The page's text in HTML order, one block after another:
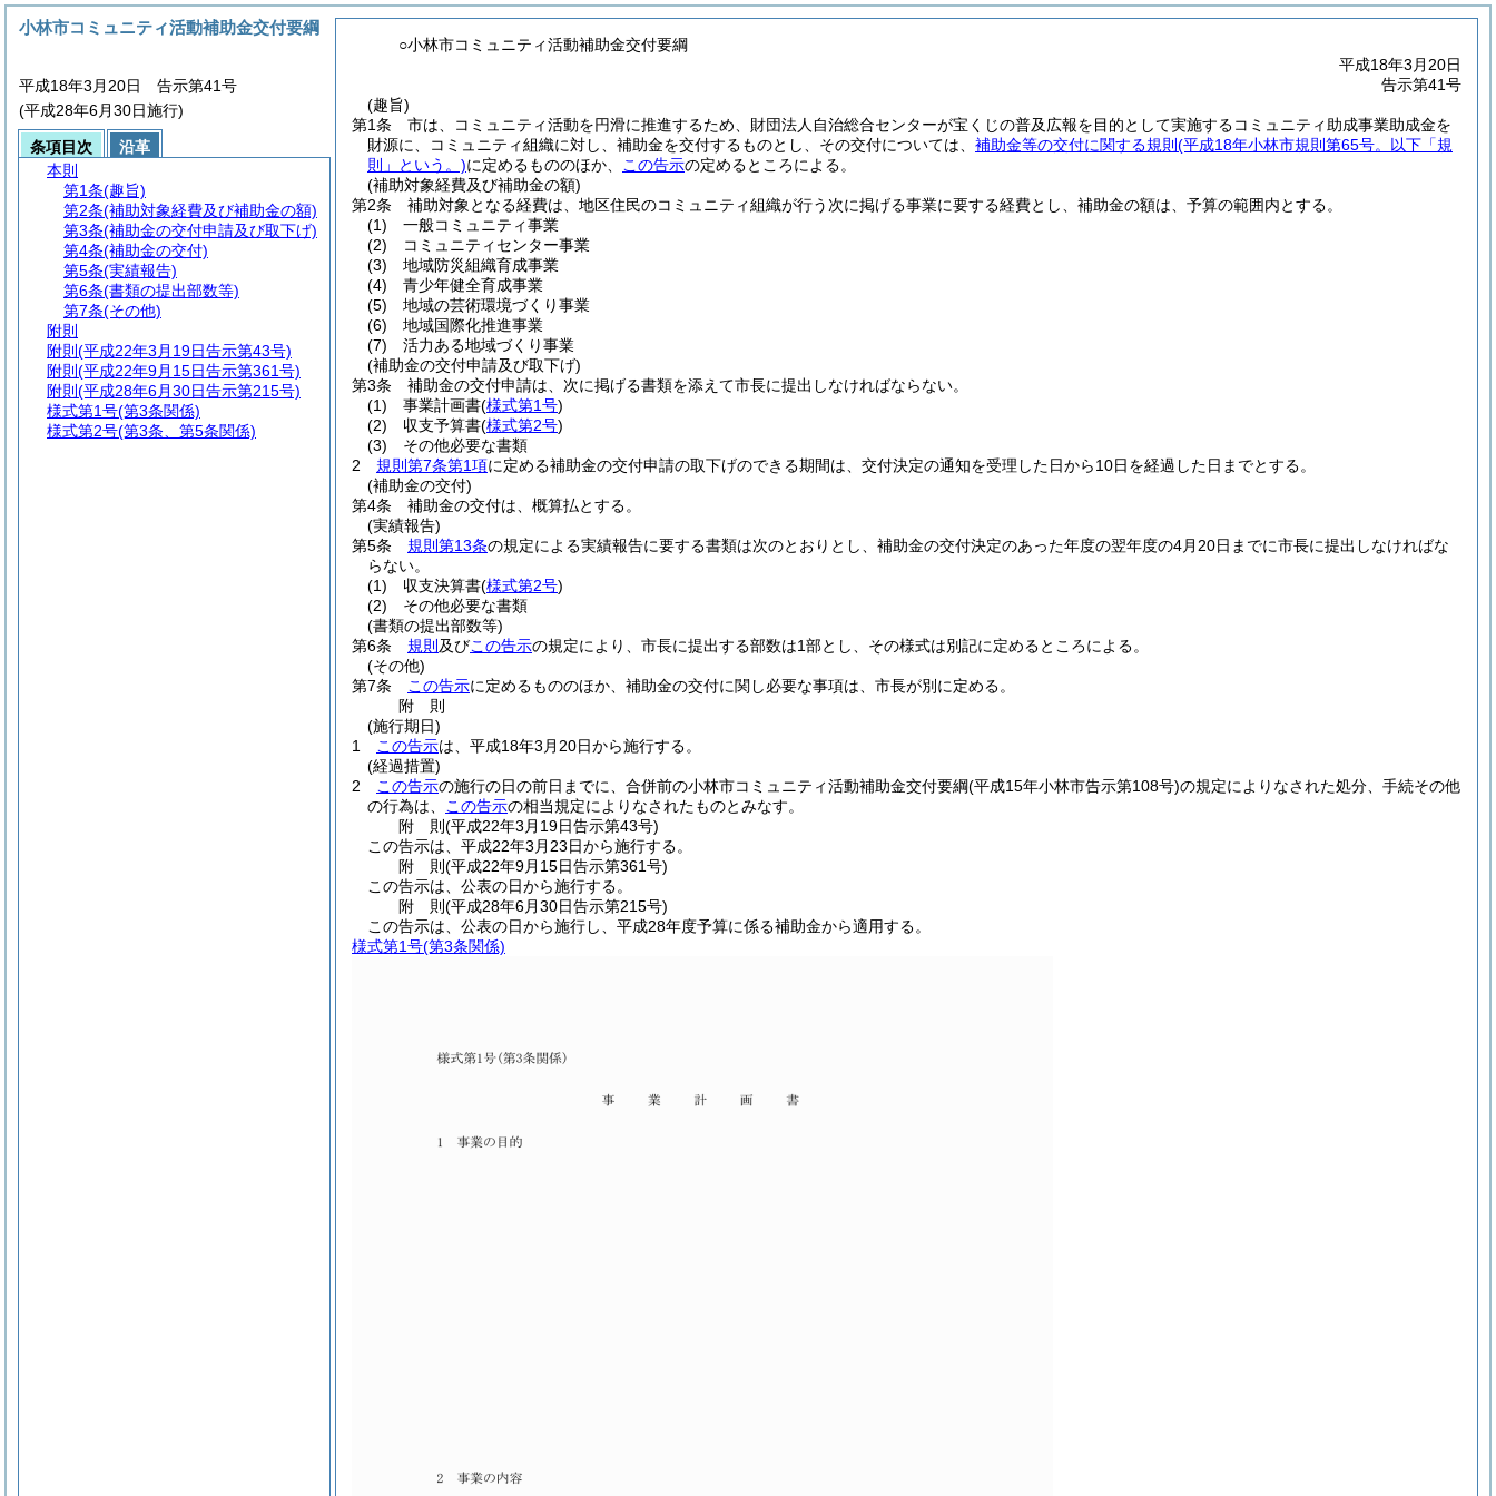
○小林市コミュニティ活動補助金交付要綱
平成18年3月20日
告示第41号
(趣旨)
第1条
市は、コミュニティ活動を円滑に推進するため、財団法人自治総合センターが宝くじの普及広報を目的として実施するコミュニティ助成事業助成金を
財源に、コミュニティ組織に対し、補助金を交付するものとし、その交付については、 補助金等の交付に関する規則 (平成18年小林市規則第65号。以下「規
則」という。)に定めるもののほか、 この告示の定めるところによる。
(補助対象経費及び補助金の額)
第2条
補助対象となる経費は、地区住民のコミュニティ組織が行う次に掲げる事業に要する経費とし、補助金の額は、予算の範囲内とする。
(1)
一般コミュニティ事業
(2)
コミュニティセンター事業
(3)
地域防災組織育成事業
(4)
青少年健全育成事業
(5)
地域の芸術環境づくり事業
(6)
地域国際化推進事業
(7)
活力ある地域づくり事業
(補助金の交付申請及び取下げ)
第3条
補助金の交付申請は、次に掲げる書類を添えて市長に提出しなければならない。
(1)
事業計画書(様式第1号)
(2)
収支予算書(様式第2号)
(3)
その他必要な書類
2
規則第7条第1項に定める補助金の交付申請の取下げのできる期間は、交付決定の通知を受理した日から10日を経過した日までとする。
(補助金の交付)
第4条
補助金の交付は、概算払とする。
(実績報告)
第5条
規則第13条の規定による実績報告に要する書類は次のとおりとし、補助金の交付決定のあった年度の翌年度の4月20日までに市長に提出しなければな
らない。
(1)
収支決算書(様式第2号)
(2)
その他必要な書類
(書類の提出部数等)
第6条
規則 及びこの告示の規定により、市長に提出する部数は1部とし、その様式は別記に定めるところによる。
(その他)
第7条
この告示に定めるもののほか、補助金の交付に関し必要な事項は、市長が別に定める。
附 則
(施行期日)
1
この告示は、平成18年3月20日から施行する。
(経過措置)
2
この告示の施行の日の前日までに、合併前の小林市コミュニティ活動補助金交付要綱(平成15年小林市告示第108号)の規定によりなされた処分、手続その他
の行為は、
この告示の相当規定によりなされたものとみなす。
附 則(平成22年3月19日告示第43号)
この告示は、平成22年3月23日から施行する。
附 則(平成22年9月15日告示第361号)
この告示は、公表の日から施行する。
附 則(平成28年6月30日告示第215号)
この告示は、公表の日から施行し、平成28年度予算に係る補助金から適用する。
様式第1号(第3条関係)
小林市コミュニティ活動補助金交付要綱
平成18年3月20日 告示第41号
(平成28年6月30日施行)
条項目次
沿革
本則
第1条(趣旨)
第2条(補助対象経費及び補助金の額)
第3条(補助金の交付申請及び取下げ)
第4条(補助金の交付)
第5条(実績報告)
第6条(書類の提出部数等)
第7条(その他)
附則
附則 (平成22年3月19日告示第43号)
附則 (平成22年9月15日告示第361号)
附則 (平成28年6月30日告示第215号)
様式第1号(第3条関係)
様式第2号(第3条、第5条関係)